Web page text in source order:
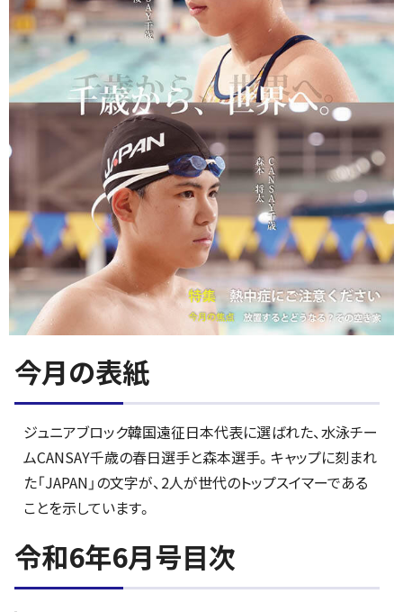
今月の表紙
ジュニアブロック韓国遠征日本代表に選ばれた、水泳チー
ムCANSAY千歳の春日選手と森本選手。キャップに刻まれ
た「JAPAN」の文字が、2人が世代のトップスイマーである
ことを示しています。
令和6年6月号目次